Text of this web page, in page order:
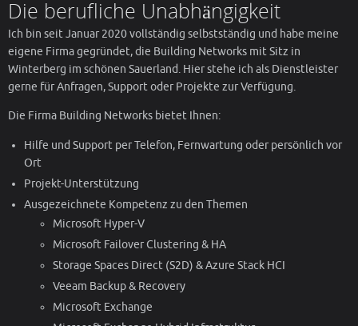
Die berufliche Unabhängigkeit
Ich bin seit Januar 2020 vollständig selbstständig und habe meine
eigene Firma gegründet, die Building Networks mit Sitz in
Winterberg im schönen Sauerland. Hier stehe ich als Dienstleister
gerne für Anfragen, Support oder Projekte zur Verfügung.
Die Firma Building Networks bietet Ihnen:
Hilfe und Support per Telefon, Fernwartung oder persönlich vor
Ort
Projekt-Unterstützung
Ausgezeichnete Kompetenz zu den Themen
Microsoft Hyper-V
Microsoft Failover Clustering & HA
Storage Spaces Direct (S2D) & Azure Stack HCI
Veeam Backup & Recovery
Microsoft Exchange